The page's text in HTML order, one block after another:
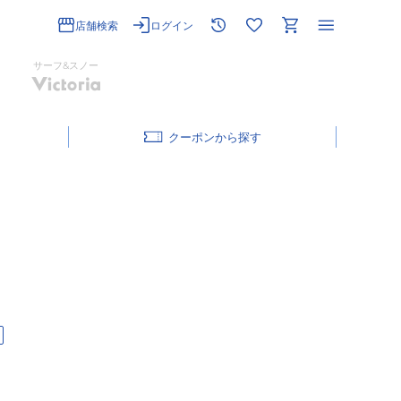
店舗検索 ログイン
サーフ&スノー
クーポン